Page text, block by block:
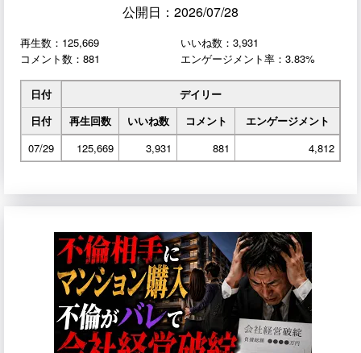
公開日：2026/07/28
再生数：125,669
いいね数：3,931
コメント数：881
エンゲージメント率：3.83%
日付
デイリー
日付
再生回数 いいね数 コメント
エンゲージメント
07/29
125,669 3,931 881 4,812